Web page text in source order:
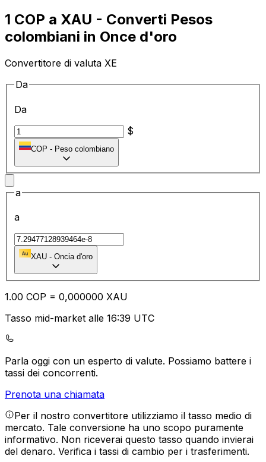
1 COP a XAU - Converti Pesos
colombiani in Once d'oro
Convertitore di valuta XE
Da
Da
$
COP - Peso colombiano
a
a
XAU - Oncia d'oro
1.00 COP = 0,000000 XAU
Tasso mid-market alle 16:39 UTC
Parla oggi con un esperto di valute. Possiamo battere i
tassi dei concorrenti.
Prenota una chiamata
Per il nostro convertitore utilizziamo il tasso medio di
mercato. Tale conversione ha uno scopo puramente
informativo. Non riceverai questo tasso quando invierai
del denaro. Verifica i tassi di cambio per i trasferimenti.